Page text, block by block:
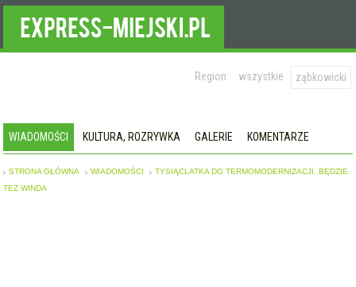
Region: wszystkie ząbkowicki
WIADOMOŚCI KULTURA, ROZRYWKA GALERIE KOMENTARZE
STRONA GŁÓWNA WIADOMOŚCI
TYSIĄCLATKA DO TERMOMODERNIZACJI. BĘDZIE
TEŻ WINDA